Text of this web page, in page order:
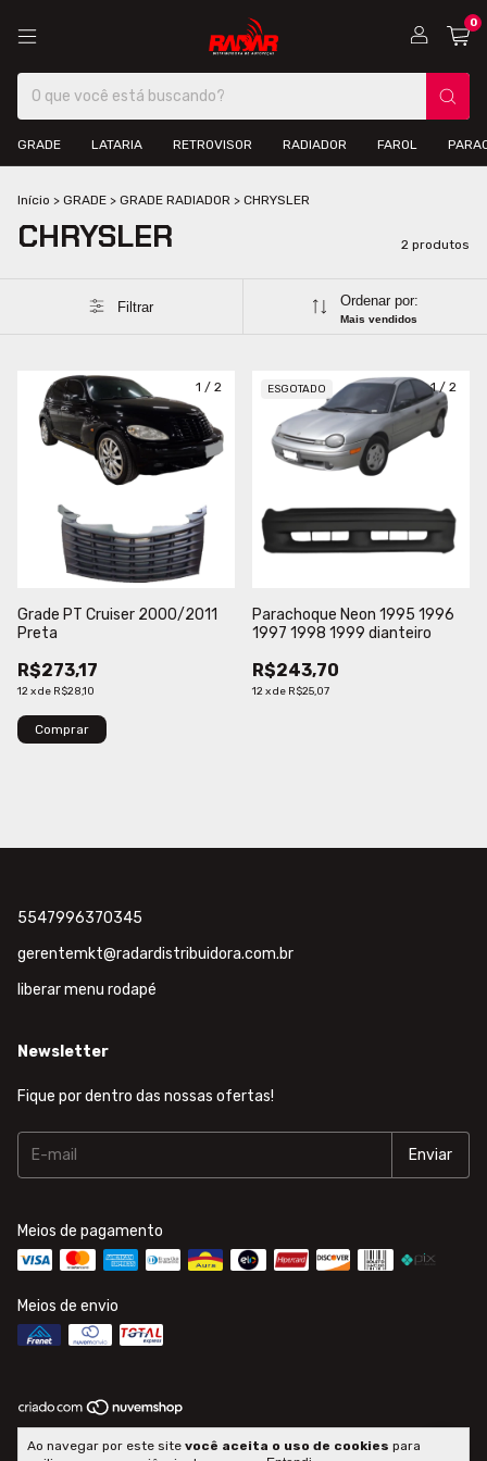
0
GRADE LATARIA RETROVISOR RADIADOR FAROL
Ao navegar por este site você aceita o uso de cookies para
Início > GRADE > GRADE RADIADOR > CHRYSLER
CHRYSLER 2 produtos
Filtrar Ordenar por:
Mais vendidos
1 / 2
Grade PT Cruiser 2000/2011
Preta
R$273,17
12xde R$28,10
1/ 2
ESGOTADO
Parachoque Neon 1995 1996
1997 1998 1999 dianteiro
R$243,70
12xde R$25,07
5547996370345
gerentemkt@radardistribuidora.com.br
liberar menu rodapé
Newsletter
Fique por dentro das nossas ofertas!
Meios de pagamento
Meios de envio
direitos reservados.